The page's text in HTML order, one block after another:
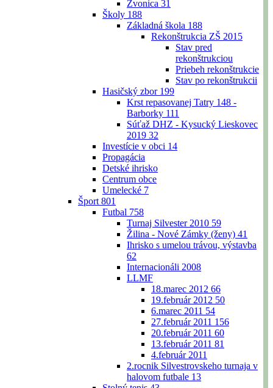
Zvonica 31
Školy 188
Základná škola 188
Rekonštrukcia ZŠ 2015
Stav pred
rekonštrukciou
Priebeh rekonštrukcie
Stav po rekonštrukcii
Hasičský zbor 199
Krst repasovanej Tatry 148 -
Barborky 111
Súťaž DHZ - Kysucký Lieskovec
2019 32
Investície v obci 14
Propagácia
Detské ihrisko
Centrum obce
Umelecké 7
Šport 801
Futbal 758
Turnaj Silvester 2010 59
Žilina - Nové Zámky (ženy) 41
Ihrisko s umelou trávou, výstavba
62
Internacionáli 2008
LLMF
18.marec 2012 66
19.február 2012 50
6.marec 2011 54
27.február 2011 156
20.február 2011 60
13.február 2011 81
4.február 2011
2.rocnik Silvestrovskeho turnaja v
halovom futbale 13